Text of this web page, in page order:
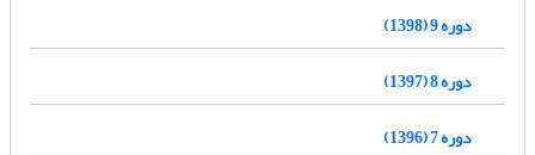
دوره 9 (1398)
دوره 8 (1397)
دوره 7 (1396)